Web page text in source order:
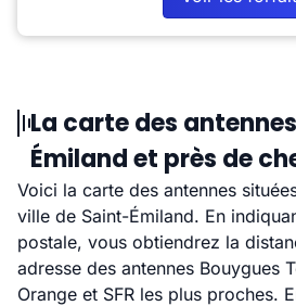
La carte des
Émiland et près de
Voici la carte des antennes
ville de Saint-Émiland. En
postale, vous obtiendrez la
adresse des antennes Bouygues
Orange et SFR les plus proches.